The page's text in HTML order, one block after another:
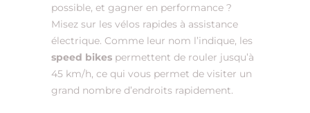
possible, et gagner en performance ?
Misez sur les vélos rapides à assistance
électrique. Comme leur nom l’indique, les
speed bikes permettent de rouler jusqu’à
45 km/h, ce qui vous permet de visiter un
grand nombre d’endroits rapidement.